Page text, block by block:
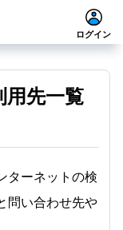
ログイン
先一覧
ターネットの検
問い合わせ先や